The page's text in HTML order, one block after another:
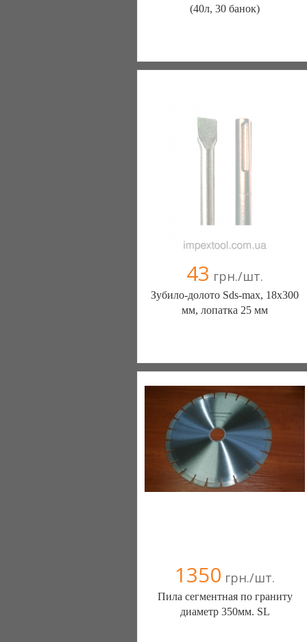
(40л, 30 банок)
(097) 238-17-41
43 грн./шт.
Зубило-долото Sds-max, 18x300
мм, лопатка 25 мм
(067) 111-11-11
1350 грн./шт.
Пила сегментная по граниту
диаметр 350мм. SL